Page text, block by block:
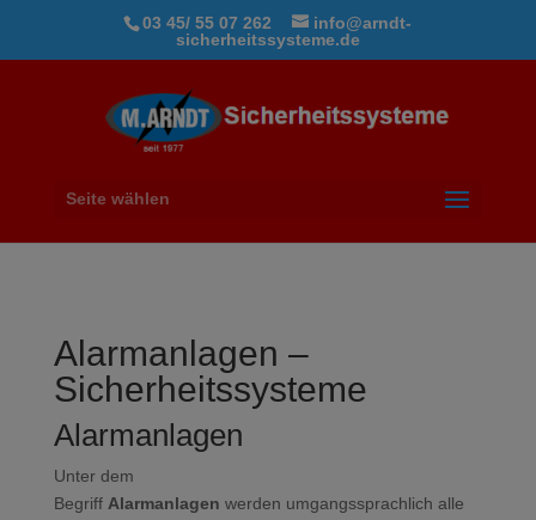
03 45/ 55 07 262
info@arndt-
sicherheitssysteme.de
Seite wählen
Alarmanlagen –
Sicherheitssysteme
Alarmanlagen
Unter dem
Begriff Alarmanlagen werden umgangssprachlich alle